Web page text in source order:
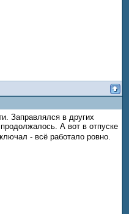
Заправлялся в других
А вот в отпуске
- всё работало ровно.